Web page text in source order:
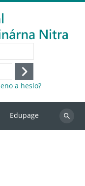
Prihlásiť
sa
a heslo?
Edupage